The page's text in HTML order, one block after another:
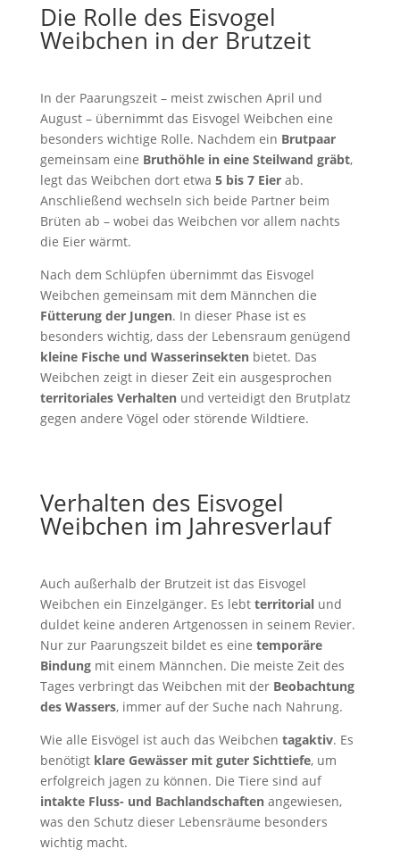
Die Rolle des Eisvogel
Weibchen in der Brutzeit
In der Paarungszeit – meist zwischen April und
August – übernimmt das Eisvogel Weibchen eine
besonders wichtige Rolle. Nachdem ein Brutpaar
gemeinsam eine Bruthöhle in eine Steilwand gräbt,
legt das Weibchen dort etwa 5 bis 7 Eierab.
Anschließend wechseln sich beide Partner beim
Brüten ab – wobei das Weibchen vor allem nachts
die Eier wärmt.
Nach dem Schlüpfen übernimmt das Eisvogel
Weibchen gemeinsam mit dem Männchen die
Fütterung der Jungen. In dieser Phase ist es
besonders wichtig, dass der Lebensraum genügend
kleine Fische und Wasserinsektenbietet. Das
Weibchen zeigt in dieser Zeit ein ausgesprochen
territoriales Verhaltenund verteidigt den Brutplatz
gegen andere Vögel oder störende Wildtiere.
Verhalten des Eisvogel
Weibchen im Jahresverlauf
Auch außerhalb der Brutzeit ist das Eisvogel
Weibchen ein Einzelgänger. Es lebt territorialund
duldet keine anderen Artgenossen in seinem Revier.
Nur zur Paarungszeit bildet es eine temporäre
Bindungmit einem Männchen. Die meiste Zeit des
Tages verbringt das Weibchen mit der Beobachtung
des Wassers, immer auf der Suche nach Nahrung.
Wie alle Eisvögel ist auch das Weibchen tagaktiv. Es
benötigt klare Gewässer mit guter Sichttiefe, um
erfolgreich jagen zu können. Die Tiere sind auf
intakte Fluss- und Bachlandschaftenangewiesen,
was den Schutz dieser Lebensräume besonders
wichtig macht.